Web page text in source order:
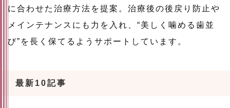
に合わせた治療方法を提案。治療後の後戻り防止や
メインテナンスにも力を入れ、“美しく噛める歯並
び”を長く保てるようサポートしています。
最新10記事